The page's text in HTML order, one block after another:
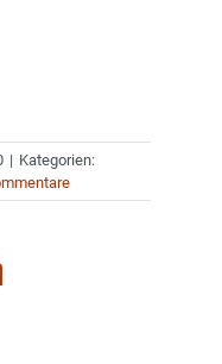
| Kategorien: